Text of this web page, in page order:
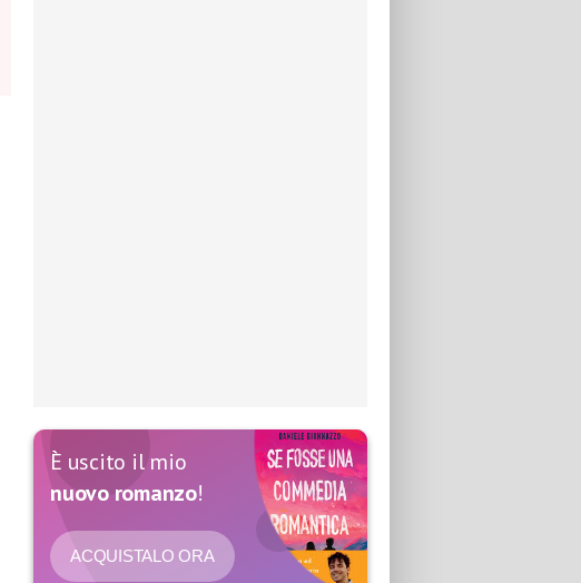
È uscito il mio
nuovo romanzo!
ACQUISTALO ORA